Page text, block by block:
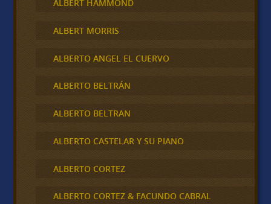
ALBERT HAMMOND
ALBERT MORRIS
ALBERTO ANGEL EL CUERVO
ALBERTO BELTRÁN
ALBERTO BELTRAN
ALBERTO CASTELAR Y SU PIANO
ALBERTO CORTEZ
ALBERTO CORTEZ & FACUNDO CABRAL